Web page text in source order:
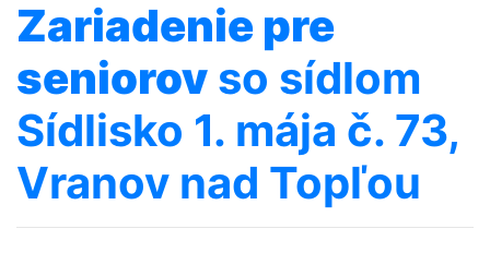
Zariadenie pre
seniorov so sídlom
Sídlisko 1. mája č. 73,
Vranov nad Topľou